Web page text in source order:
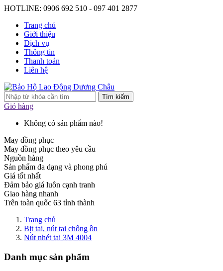
HOTLINE: 0906 692 510 - 097 401 2877
Trang chủ
Giới thiệu
Dịch vụ
Thông tin
Thanh toán
Liên hệ
Tìm kiếm
Giỏ hàng
Không có sản phẩm nào!
May đồng phục
May đồng phục theo yêu cầu
Nguồn hàng
Sản phẩm đa dạng và phong phú
Giá tốt nhất
Đảm bảo giá luôn cạnh tranh
Giao hàng nhanh
Trên toàn quốc 63 tỉnh thành
Trang chủ
Bịt tai, nút tai chống ồn
Nút nhét tai 3M 4004
Danh mục sản phẩm